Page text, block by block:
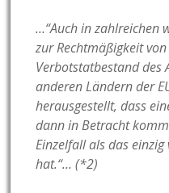
…“Auch in zahlreichen
zur Rechtmäßigkeit
Verbotstatbestand des
anderen Ländern der
herausgestellt, dass
dann in Betracht
Einzelfall als das
hat.“… (*2)